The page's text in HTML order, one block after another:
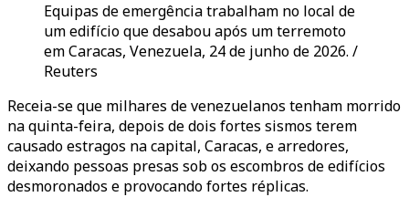
Equipas de emergência trabalham no local de
um edifício que desabou após um terremoto
em Caracas, Venezuela, 24 de junho de 2026. /
Reuters
Receia-se que milhares de venezuelanos tenham morrido
na quinta-feira, depois de dois fortes sismos terem
causado estragos na capital, Caracas, e arredores,
deixando pessoas presas sob os escombros de edifícios
desmoronados e provocando fortes réplicas.